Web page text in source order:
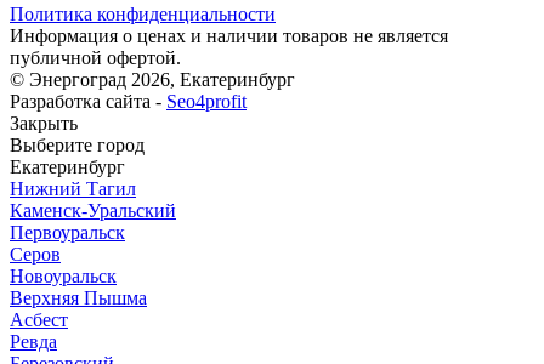
Политика конфиденциальности
Информация о ценах и наличии товаров не является
публичной офертой.
© Энергоград 2026, Екатеринбург
Разработка сайта - Seo4profit
Закрыть
Выберите город
Екатеринбург
Нижний Тагил
Каменск-Уральский
Первоуральск
Серов
Новоуральск
Верхняя Пышма
Асбест
Ревда